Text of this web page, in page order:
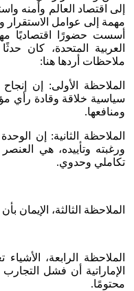
إلى اقتصاد العالم وأمنه
مهمة إلى عوامل الاستقرار
أسست حضورًا اقتصاديًا
العربية المتحدة، كان
ملاحظات أردها هنا:
الملاحظة الأولى: إن
سياسية خلاقة وقادة رأي
ومنافعها.
الملاحظة الثانية: إن
ورغبته وتأييده، هي
تكاملي وحدوي.
الملاحظة الثالثة،
الملاحظة الرابعة،
الإماراتية أن فشل التجارب
محتومًا.